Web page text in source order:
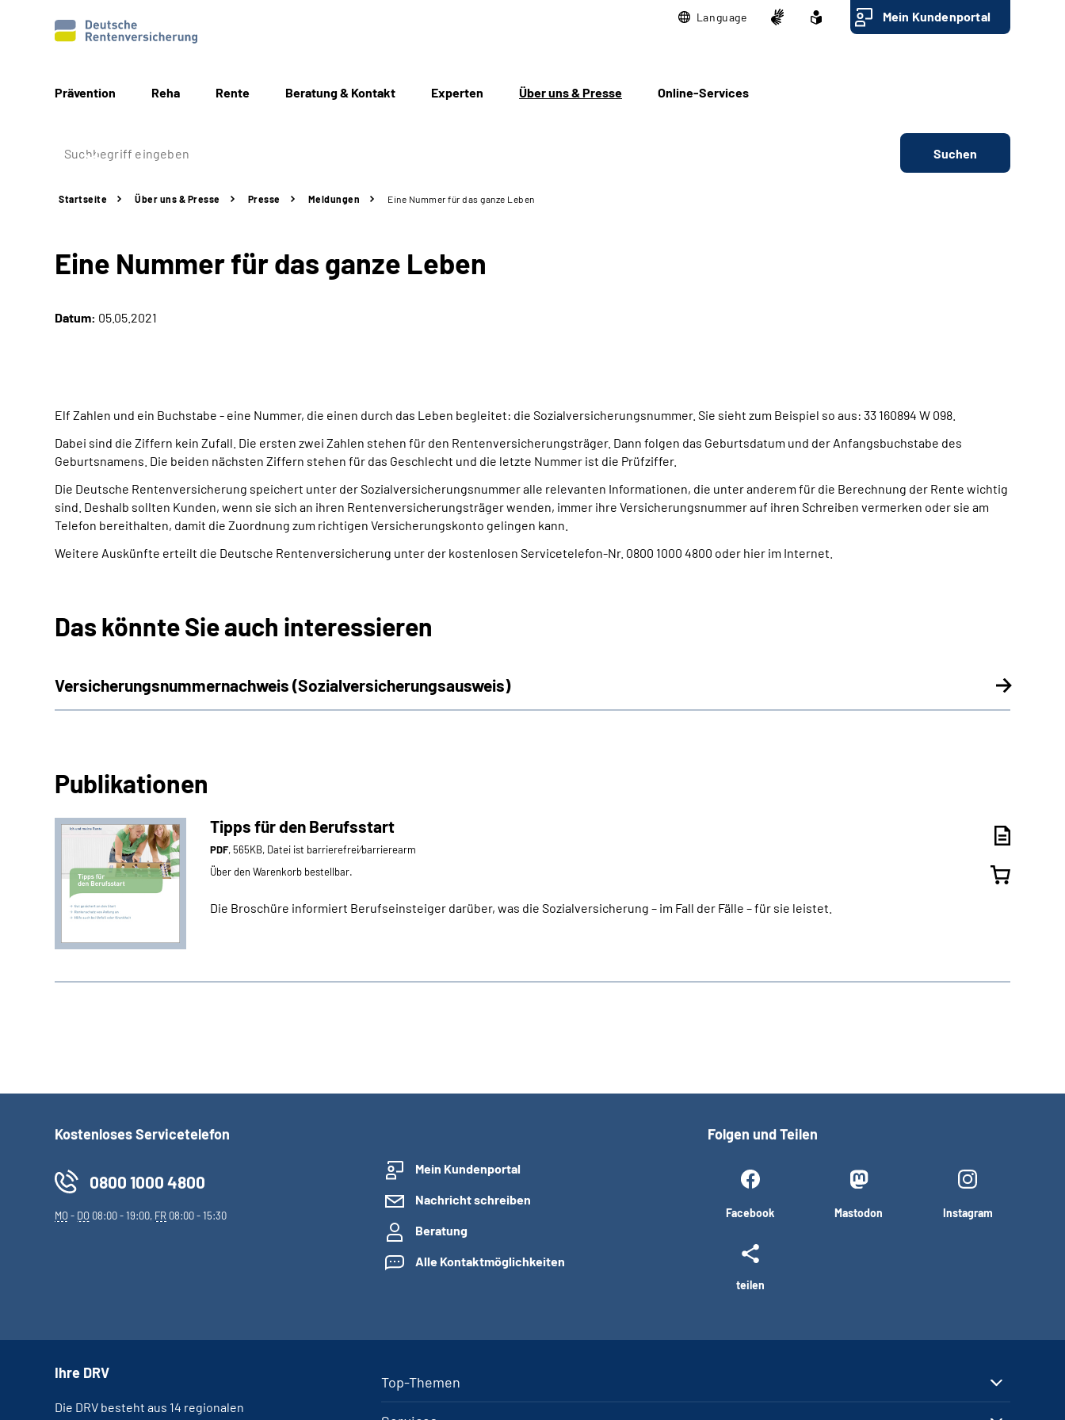
Language Mein Kundenportal
Prävention Reha Rente Beratung & Kontakt Experten Über uns & Presse Online-Services
Suchen
Startseite Über uns & Presse Presse Meldungen Eine Nummer für das ganze Leben
Eine Nummer für das ganze Leben
Datum: 05.05.2021
Elf Zahlen und ein Buchstabe - eine Nummer, die einen durch das Leben begleitet: die Sozialversicherungsnummer. Sie sieht zum Beispiel so aus: 33 160894 W 098.
Dabei sind die Ziffern kein Zufall. Die ersten zwei Zahlen stehen für den Rentenversicherungsträger. Dann folgen das Geburtsdatum und der Anfangsbuchstabe des
Geburtsnamens. Die beiden nächsten Ziffern stehen für das Geschlecht und die letzte Nummer ist die Prüfziffer.
Die Deutsche Rentenversicherung speichert unter der Sozialversicherungsnummer alle relevanten Informationen, die unter anderem für die Berechnung der Rente wichtig
sind. Deshalb sollten Kunden, wenn sie sich an ihren Rentenversicherungsträger wenden, immer ihre Versicherungsnummer auf ihren Schreiben vermerken oder sie am
Telefon bereithalten, damit die Zuordnung zum richtigen Versicherungskonto gelingen kann.
Weitere Auskünfte erteilt die Deutsche Rentenversicherung unter der kostenlosen Servicetelefon-Nr. 0800 1000 4800 oder hier im Internet.
Das könnte Sie auch interessieren
Versicherungsnummer­nachweis (Sozialversicherungs­ausweis)
Publikationen
Tipps für den Berufsstart
PDF, 565KB, Datei ist barrierefrei⁄barrierearm
Über den Warenkorb bestellbar.
Die Broschüre informiert Berufseinsteiger darüber, was die Sozialversicherung – im Fall der Fälle – für sie leistet.
Kostenloses Servicetelefon
0800 1000 4800
MO- DO 08:00 - 19:00, FR 08:00 - 15:30
Mein Kundenportal
Nachricht schreiben
Beratung
Alle Kontaktmöglichkeiten
Folgen und Teilen
Facebook Mastodon Instagram
teilen
Top-Themen
Ihre DRV
Die DRV besteht aus 14 regionalen